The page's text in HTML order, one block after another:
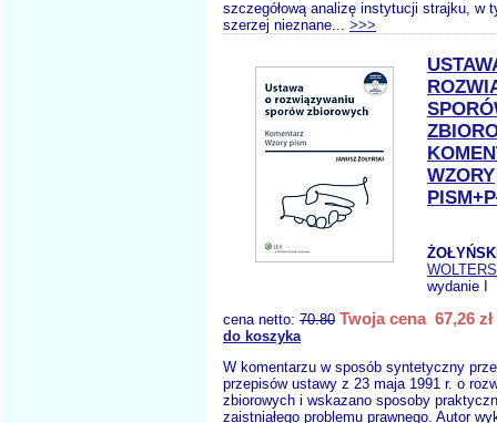
szczegółową analizę instytucji strajku, w
szerzej nieznane... >>>
WZORY
wydanie I
cena netto: 70.80 Twoja cena 67,26 zł
do koszyka
W komentarzu w sposób syntetyczny
przepisów ustawy z 23 maja 1991 r. o
zbiorowych i wskazano sposoby
zaistniałego problemu prawnego. Autor